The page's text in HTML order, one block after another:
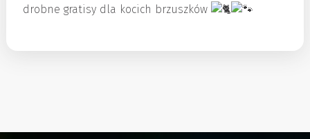
drobne gratisy dla kocich brzuszków